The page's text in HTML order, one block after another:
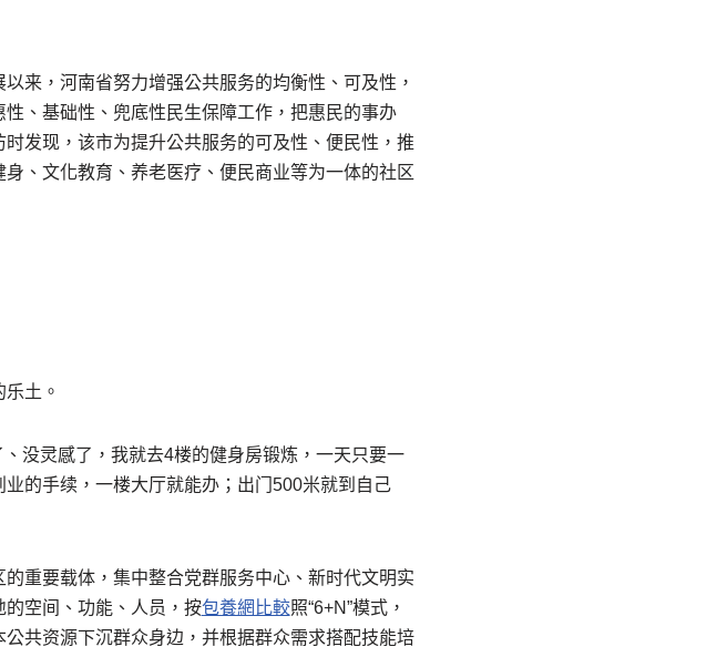
来，河南省努力增强公共服务的均衡性、可及性，
、基础性、兜底性民生保障工作，把惠民的事办
发现，该市为提升公共服务的可及性、便民性，推
、文化教育、养老医疗、便民商业等为一体的社区
土。
没灵感了，我就去4楼的健身房锻炼，一天只要一
的手续，一楼大厅就能办；出门500米就到自己
重要载体，集中整合党群服务中心、新时代文明实
空间、功能、人员，按包養網比較照“6+N”模式，
共资源下沉群众身边，并根据群众需求搭配技能培